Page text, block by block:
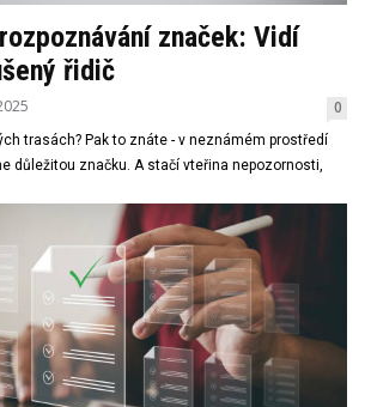
značek: Vidí
řidič
0
trasách? Pak to znáte - v neznámém prostředí
důležitou značku. A stačí vteřina nepozornosti,